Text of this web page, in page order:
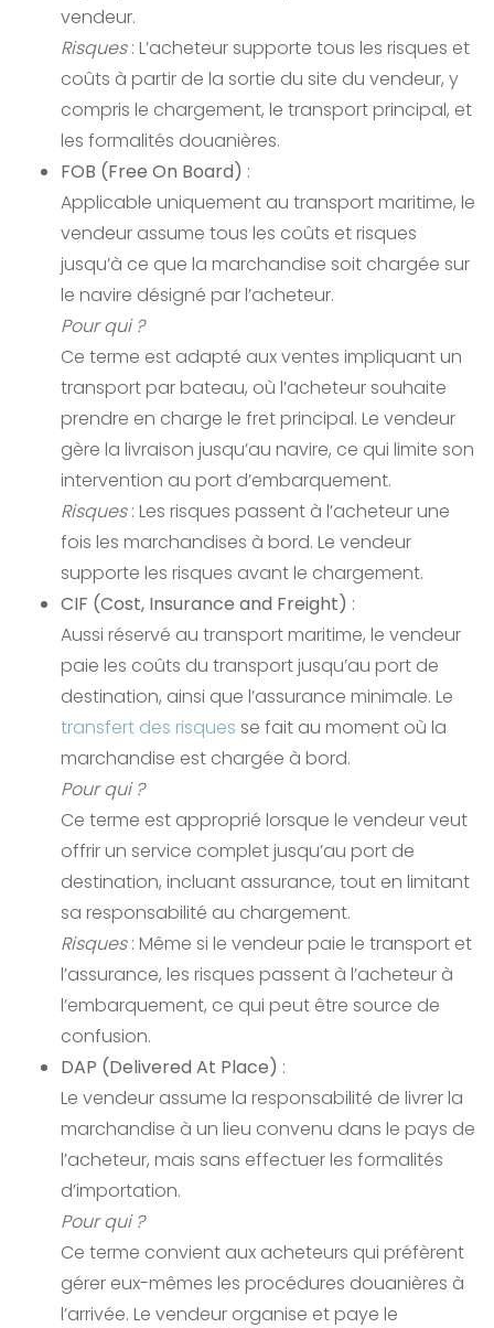
vendeur.
Risques: L’acheteur supporte tous les risques et
coûts à partir de la sortie du site du vendeur, y
compris le chargement, le transport principal, et
les formalités douanières.
FOB (Free On Board) :
Applicable uniquement au transport maritime, le
vendeur assume tous les coûts et risques
jusqu’à ce que la marchandise soit chargée sur
le navire désigné par l’acheteur.
Pour qui ?
Ce terme est adapté aux ventes impliquant un
transport par bateau, où l’acheteur souhaite
prendre en charge le fret principal. Le vendeur
gère la livraison jusqu’au navire, ce qui limite son
intervention au port d’embarquement.
Risques: Les risques passent à l’acheteur une
fois les marchandises à bord. Le vendeur
supporte les risques avant le chargement.
CIF (Cost, Insurance and Freight) :
Aussi réservé au transport maritime, le vendeur
paie les coûts du transport jusqu’au port de
destination, ainsi que l’assurance minimale. Le
transfert des risques se fait au moment où la
marchandise est chargée à bord.
Pour qui ?
Ce terme est approprié lorsque le vendeur veut
offrir un service complet jusqu’au port de
destination, incluant assurance, tout en limitant
sa responsabilité au chargement.
Risques: Même si le vendeur paie le transport et
l’assurance, les risques passent à l’acheteur à
l’embarquement, ce qui peut être source de
confusion.
DAP (Delivered At Place) :
Le vendeur assume la responsabilité de livrer la
marchandise à un lieu convenu dans le pays de
l’acheteur, mais sans effectuer les formalités
d’importation.
Pour qui ?
Ce terme convient aux acheteurs qui préfèrent
gérer eux-mêmes les procédures douanières à
l’arrivée. Le vendeur organise et paye le